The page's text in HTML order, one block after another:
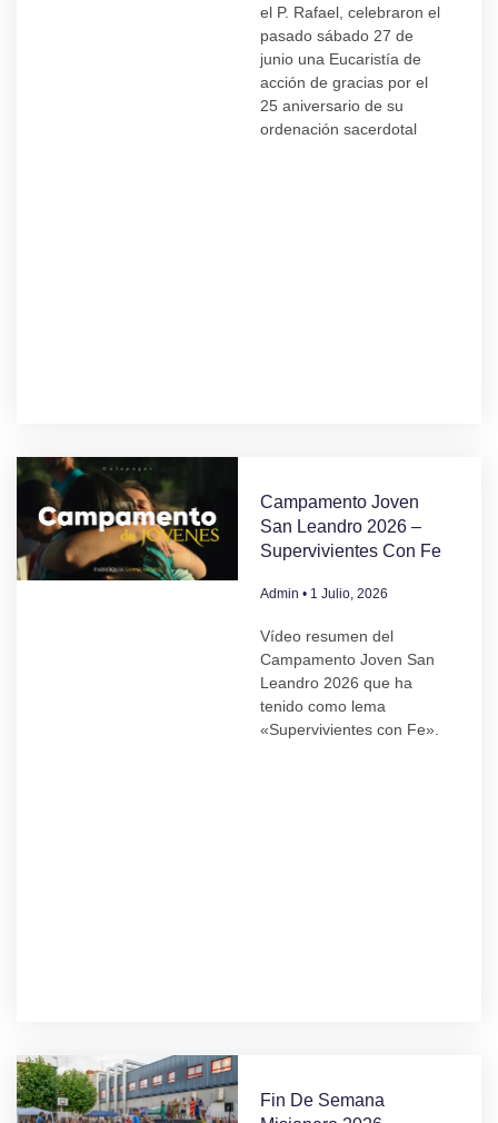
el P. Rafael, celebraron el
pasado sábado 27 de
junio una Eucaristía de
acción de gracias por el
25 aniversario de su
ordenación sacerdotal
Campamento Joven
San Leandro 2026 –
Supervivientes Con Fe
Admin 1 Julio, 2026
Vídeo resumen del
Campamento Joven San
Leandro 2026 que ha
tenido como lema
«Supervivientes con Fe».
Fin De Semana